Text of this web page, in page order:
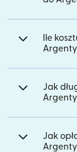
Ile
Jak
Jak